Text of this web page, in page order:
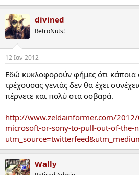
divined
RetroNuts!
12 Ιαν 2012
Εδώ κυκλοφορούν φήμες ότι κάποια
τρέχουσας γενιάς δεν θα έχει
πέρνετε και πολύ στα σοβαρά.
http://www.zeldainformer.com/
microsoft-or-sony-to-pull-out-of-the-
Wally